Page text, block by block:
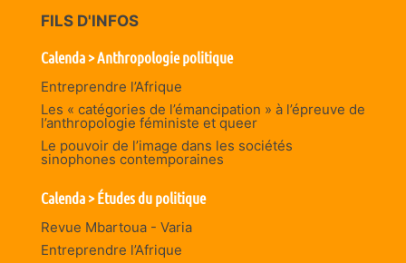
FILS D'INFOS
Calenda > Anthropologie politique
Entreprendre l’Afrique
Les « catégories de l’émancipation » à l’épreuve de
l’anthropologie féministe et queer
Le pouvoir de l’image dans les sociétés
sinophones contemporaines
Calenda > Études du politique
Revue Mbartoua - Varia
Entreprendre l’Afrique